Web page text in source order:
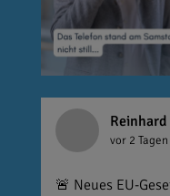
vor 2 Tagen
🚨 Neues EU-